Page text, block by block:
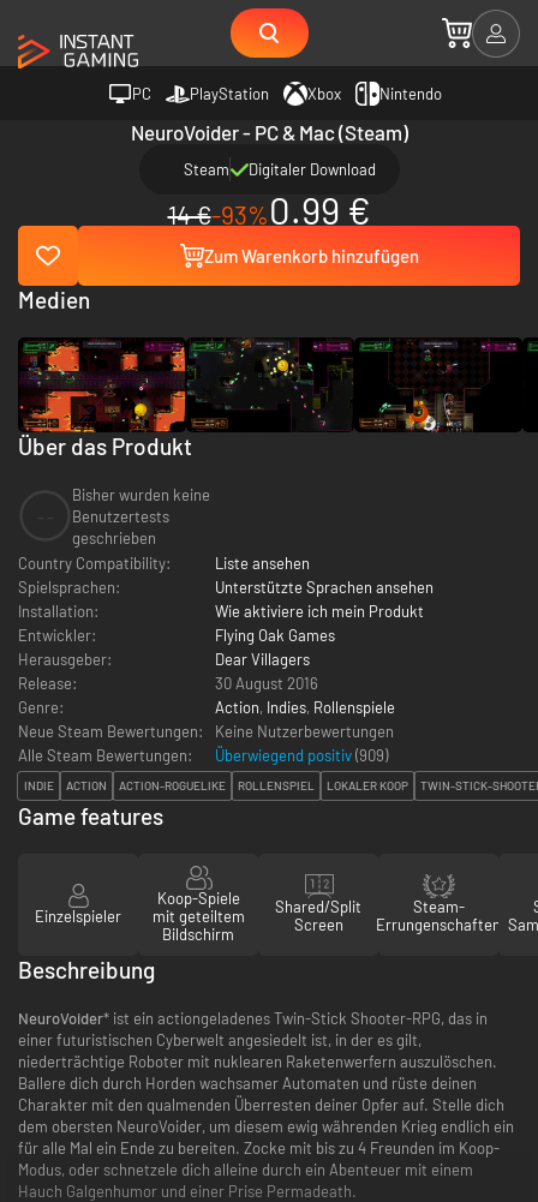
PC PlayStation Xbox Nintendo
NeuroVoider - PC & Mac (Steam)
Steam Digitaler Download
14 €-93%0.99 €
Zum Warenkorb hinzufügen
Über das Produkt
Bisher wurden keine
Benutzertests
geschrieben
Country Compatibility:
Liste ansehen
Spielsprachen:
Unterstützte Sprachen ansehen
Installation:
Wie aktiviere ich mein Produkt
Entwickler:
Flying Oak Games
Herausgeber:
Dear Villagers
Release:
30 August 2016
Genre:
Action, Indies, Rollenspiele
Neue Steam Bewertungen:
Keine Nutzerbewertungen
Alle Steam Bewertungen:
Überwiegend positiv(909)
INDIE ACTION ACTION-ROGUELIKE ROLLENSPIEL LOKALER KOOP TWIN-STICK-
Medien
Game features
Einzelspieler
Koop-Spiele
mit geteiltem
Bildschirm
Shared/Split
Screen
Steam-
Errungenschaften
Beschreibung
NeuroVoider* ist ein actiongeladenes Twin-Stick Shooter-RPG, das in
einer futuristischen Cyberwelt angesiedelt ist, in der es gilt,
niederträchtige Roboter mit nuklearen Raketenwerfern auszulöschen.
Ballere dich durch Horden wachsamer Automaten und rüste deinen
Charakter mit den qualmenden Überresten deiner Opfer auf. Stelle dich
dem obersten NeuroVoider, um diesem ewig währenden Krieg endlich ein
für alle Mal ein Ende zu bereiten. Zocke mit bis zu 4 Freunden im Koop-
Modus, oder schnetzele dich alleine durch ein Abenteuer mit einem
Hauch Galgenhumor und einer Prise Permadeath.